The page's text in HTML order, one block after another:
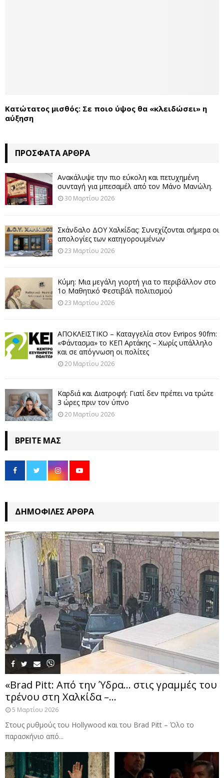
Κατώτατος μισθός: Σε ποιο ύψος θα «κλειδώσει» η
αύξηση
ΠΡΌΣΦΑΤΑ ΆΡΘΡΑ
Ανακάλυψε την πιο εύκολη και πετυχημένη
συνταγή για μπεσαμέλ από τον Μάνο Μανώλη.
30 Μαρτίου 2026
Σκάνδαλο ΔΟΥ Χαλκίδας: Συνεχίζονται σήμερα οι
απολογίες των κατηγορουμένων
23 Μαρτίου 2026
Κύμη: Μια μεγάλη γιορτή για το περιβάλλον στο
1ο Μαθητικό Φεστιβάλ πολιτισμού
23 Μαρτίου 2026
ΑΠΟΚΛΕΙΣΤΙΚΟ – Καταγγελία στον Evripos 90fm:
«Φάντασμα» το ΚΕΠ Αρτάκης – Χωρίς υπάλληλο
και σε απόγνωση οι πολίτες
20 Μαρτίου 2026
Καρδιά και Διατροφή: Γιατί δεν πρέπει να τρώτε
3 ώρες πριν τον ύπνο
20 Μαρτίου 2026
ΒΡΕΊΤΕ ΜΑΣ
ΔΗΜΟΦΙΛΈΣ ΆΡΘΡΑ
«Brad Pitt: Από την Ύδρα… στις γραμμές του
τρένου στη Χαλκίδα –...
5 Μαρτίου 2026
Στους ρυθμούς του Hollywood και του Brad Pitt – Όλο το
παρασκήνιο από...